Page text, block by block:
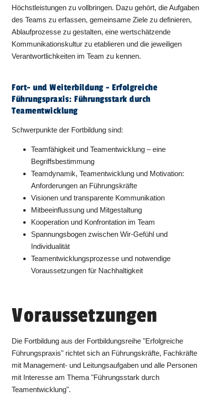
Höchstleistungen zu vollbringen. Dazu gehört, die Aufgaben
des Teams zu erfassen, gemeinsame Ziele zu definieren,
Ablaufprozesse zu gestalten, eine wertschätzende
Kommunikationskultur zu etablieren und die jeweiligen
Verantwortlichkeiten im Team zu kennen.
Fort- und Weiterbildung - Erfolgreiche
Führungspraxis: Führungsstark durch
Teamentwicklung
Schwerpunkte der Fortbildung sind:
Teamfähigkeit und Teamentwicklung – eine
Begriffsbestimmung
Teamdynamik, Teamentwicklung und Motivation:
Anforderungen an Führungskräfte
Visionen und transparente Kommunikation
Mitbeeinflussung und Mitgestaltung
Kooperation und Konfrontation im Team
Spannungsbogen zwischen Wir-Gefühl und
Individualität
Teamentwicklungsprozesse und notwendige
Voraussetzungen für Nachhaltigkeit
Voraussetzungen
Die Fortbildung aus der Fortbildungsreihe "Erfolgreiche
Führungspraxis" richtet sich an Führungskräfte, Fachkräfte
mit Management- und Leitungsaufgaben und alle Personen
mit Interesse am Thema "Führungsstark durch
Teamentwicklung".